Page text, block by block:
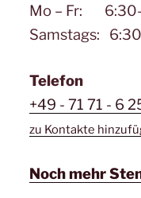
Mo – Fr:
Samstags:
Telefon
+49 - 71 71 - 6
zu Kontakte
Noch mehr